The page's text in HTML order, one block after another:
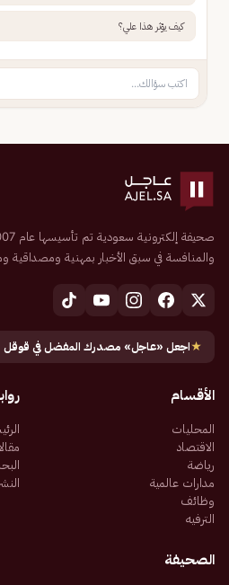
كيف يؤثر هذا علي؟
والمنافسة في سبق الأخبار بمهنية ومصداقية
★اجعل «عاجل» مصدرك المفضل في قوقل
الأقسام
المحليات
الاقتصاد
رياضة
مدارات عالمية
وظائف
الترفيه
الصحيفة